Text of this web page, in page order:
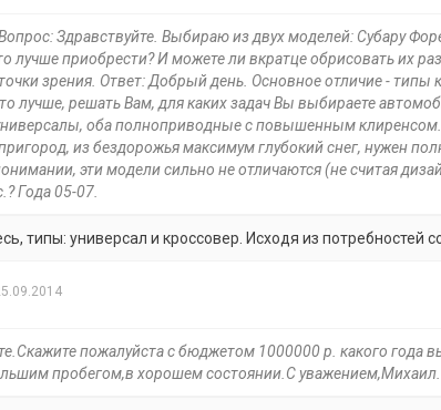
Здравствуйте. Выбираю из двух моделей: Субару
лучше приобрести? И можете ли вкратце обрисовать их
зрения. Ответ: Добрый день. Основное отличие - типы
лучше, решать Вам, для каких задач Вы выбираете
оба полноприводные с повышенным
из бездорожья максимум глубокий снег, нужен
эти модели сильно не отличаются (не считая
Года 05-07.
типы: универсал и кроссовер. Исходя из потребностей
пожалуйста с бюджетом 1000000 р. какого года
пробегом,в хорошем состоянии.С уважением,Михаил.